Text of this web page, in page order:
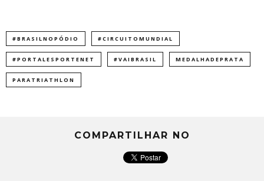
#BRASILNOPÓDIO #CIRCUITOMUNDIAL
#PORTALESPORTENET #VAIBRASIL MEDALHADEPRATA
PARATRIATHLON
COMPARTILHAR NO